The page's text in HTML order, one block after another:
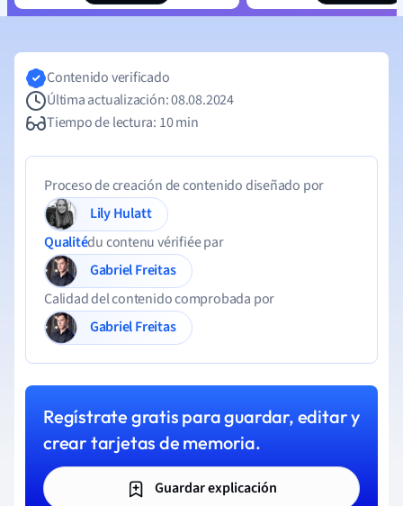
Contenido verificado
Última actualización: 08.08.2024
Tiempo de lectura: 10 min
Proceso de creación de contenido diseñado por
Lily Hulatt
Qualitédu contenu vérifiée par
Gabriel Freitas
Calidad del contenido comprobada por
Gabriel Freitas
Regístrate gratis para guardar, editar y
crear tarjetas de memoria.
Guardar explicación